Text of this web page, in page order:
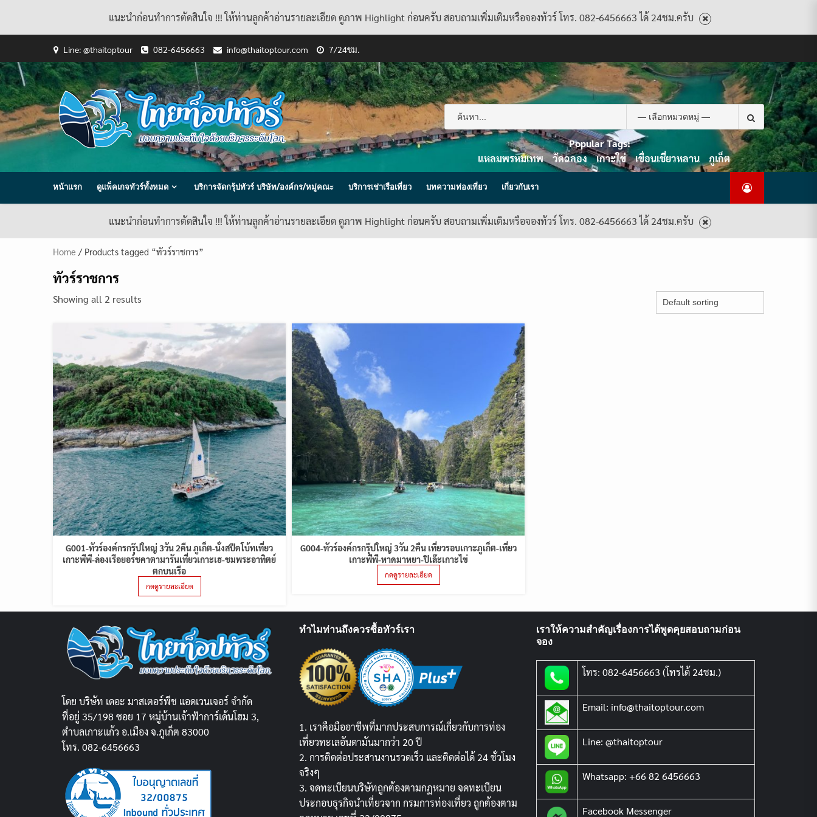
แนะนำก่อนทำการตัดสินใจ !!! ให้ท่านลูกค้าอ่านรายละเอียด ดูภาพ Highlight ก่อนครับ สอบถามเพิ่มเติมหรือจองทัวร์ โทร. 082-6456663 ได้ 24ชม.ครับ
content
Line: @thaitoptour 082-6456663 info@thaitoptour.com 7/24ชม.
USACCOUNT
POLICY
AND
CONDITIONS
แพ็คเกจ
ทัวร์
ทั้งหมด
ต้อนรับ
สู่
ไทย
ท็อป
ทัวร์
กับ
เรา
ทัวร์
ทั้งหมด
Search
for:
Popular Tags:
แหลมพรหมเทพ
วัดฉลอง เกาะใข่ เขื่อนเชี่ยวหลาน ภูเก็ต
หน้าแรก ดูแพ็คเกจทัวร์ทั้งหมด บริการจัดกรุ้ปทัวร์ บริษัท/องค์กร/หมู่คณะ บริการเช่าเรือเที่ยว บทความท่องเที่ยว เกี่ยวกับเรา
แนะนำก่อนทำการตัดสินใจ !!! ให้ท่านลูกค้าอ่านรายละเอียด ดูภาพ Highlight ก่อนครับ สอบถามเพิ่มเติมหรือจองทัวร์ โทร. 082-6456663 ได้ 24ชม.ครับ
Home / Products tagged “ทัวร์ราชการ”
ทัวร์ราชการ
Showing all 2 results
G001-ทัวร์องค์กรกรุ๊ปใหญ่ 3วัน 2คืน ภูเก็ต-นั่งสปีดโบ้ทเที่ยว
เกาะพีพี-ล่องเรือยอร์ชคาตามารันเที่ยวเกาะเฮ-ชมพระอาทิตย์
ตกบนเรือ
กดดูรายละเอียด
G004-ทัวร์องค์กรกรุ๊ปใหญ่ 3วัน 2คืน เที่ยวรอบเกาะภูเก็ต-เที่ยว
เกาะพีพี-หาดมาหยา-ปิเล๊ะเกาะไข่
กดดูรายละเอียด
โดย บริษัท เดอะ มาสเตอร์พีช แอดเวนเจอร์ จำกัด
ที่อยู่ 35/198 ซอย 17 หมู่บ้านเจ้าฟ้าการ์เด้นโฮม 3,
ตำบลเกาะแก้ว อ.เมือง จ.ภูเก็ต 83000
โทร. 082-6456663
ทำไมท่านถึงควรซื้อทัวร์เรา
1. เราคือมืออาชีพที่มากประสบการณ์เกี่ยวกับการท่อง
เที่ยวทะเลอันดามันมากว่า 20 ปี
2. การติดต่อประสานงานรวดเร็ว และติดต่อได้ 24 ชั่วโมง
จริงๆ
3. จดทะเบียนบริษัทถูกต้องตามกฏหมาย จดทะเบียน
ประกอบธุรกิจนำเที่ยวจาก กรมการท่องเที่ยว ถูกต้องตาม
เราให้ความสำคัญเรื่องการได้พูดคุยสอบถามก่อน
จอง
โทร: 082-6456663 (โทรได้ 24ชม.)
Email: info@thaitoptour.com
Line: @thaitoptour
Whatsapp: +66 82 6456663
Facebook Messenger